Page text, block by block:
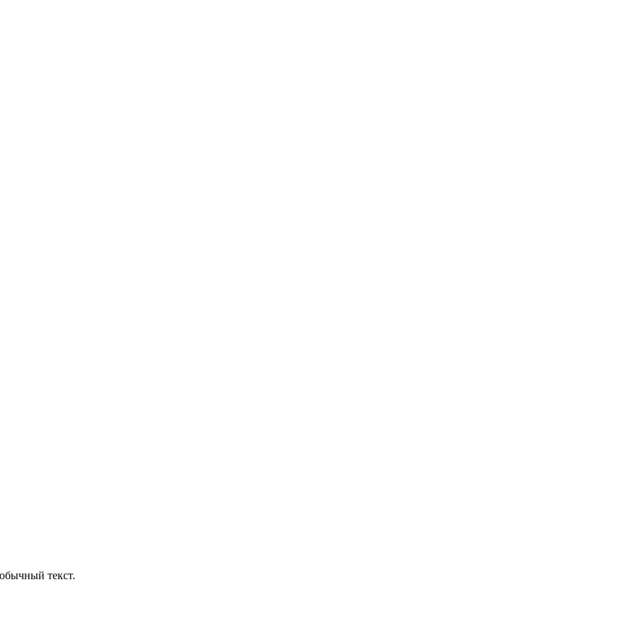
текст.